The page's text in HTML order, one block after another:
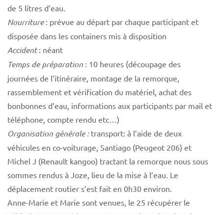
de 5 litres d’eau.
Nourriture: prévue au départ par chaque participant et
disposée dans les containers mis à disposition
Accident: néant
Temps de préparation : 10 heures (découpage des
journées de l’itinéraire, montage de la remorque,
rassemblement et vérification du matériel, achat des
bonbonnes d’eau, informations aux participants par mail et
téléphone, compte rendu etc…)
Organisation générale :transport: à l’aide de deux
véhicules en co-voiturage, Santiago (Peugeot 206) et
Michel J (Renault kangoo) tractant la remorque nous sous
sommes rendus à Joze, lieu de la mise à l’eau. Le
déplacement routier s’est fait en 0h30 environ.
Anne-Marie et Marie sont venues, le 25 récupérer le